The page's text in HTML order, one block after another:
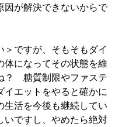
が解決できないからで
ですが、そもそもダイ
体になってその状態を維
？ 糖質制限やファステ
イエットをやると確かに
生活を今後も継続してい
いですし、やめたら絶対